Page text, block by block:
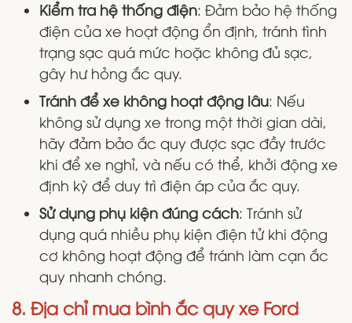
Kiểm tra hệ thống điện: Đảm bảo hệ thống
điện của xe hoạt động ổn định, tránh tình
trạng sạc quá mức hoặc không đủ sạc,
gây hư hỏng ắc quy.
Tránh để xe không hoạt động lâu: Nếu
không sử dụng xe trong một thời gian dài,
hãy đảm bảo ắc quy được sạc đầy trước
khi để xe nghỉ, và nếu có thể, khởi động xe
định kỳ để duy trì điện áp của ắc quy.
Sử dụng phụ kiện đúng cách: Tránh sử
dụng quá nhiều phụ kiện điện tử khi động
cơ không hoạt động để tránh làm cạn ắc
quy nhanh chóng.
8. Địa chỉ mua bình ắc quy xe Ford